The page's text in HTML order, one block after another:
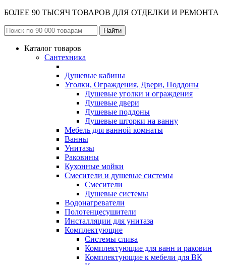
БОЛЕЕ 90 ТЫСЯЧ ТОВАРОВ ДЛЯ ОТДЕЛКИ И РЕМОНТА
Каталог товаров
Сантехника
Душевые кабины
Уголки, Ограждения, Двери, Поддоны
Душевые уголки и ограждения
Душевые двери
Душевые поддоны
Душевые шторки на ванну
Мебель для ванной комнаты
Ванны
Унитазы
Раковины
Кухонные мойки
Смесители и душевые системы
Смесители
Душевые системы
Водонагреватели
Полотенцесушители
Инсталляции для унитаза
Комплектующие
Системы слива
Комплектующие для ванн и раковин
Комплектующие к мебели для ВК